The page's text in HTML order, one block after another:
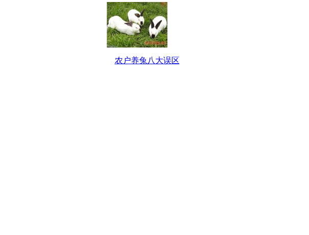
农户养兔八大误区